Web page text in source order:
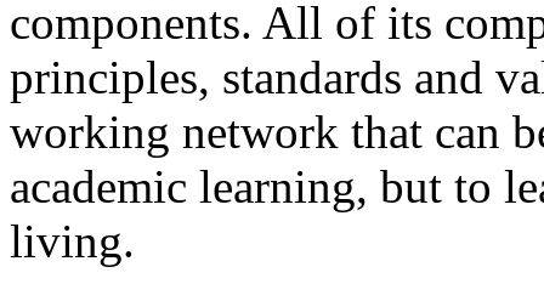
components. All of its
principles, standards and
working network that can
academic learning, but to
living.